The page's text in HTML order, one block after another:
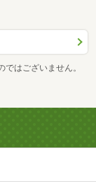
はございません。